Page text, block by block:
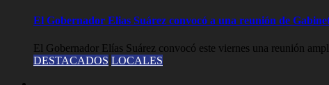
El Gobernador Elias Suárez convocó a una reunión de
El Gobernador Elías Suárez convocó este viernes una reunión
DESTACADOS LOCALES